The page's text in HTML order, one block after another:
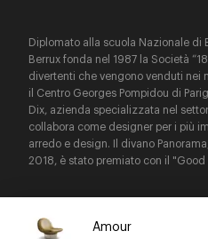
Diplomato alla scuola Nazionale di
Berrux fonda nel 1987 la Società
divertenti che vengono venduti nei
il Centro Georges Pompidou di
Dix, azienda specializzata nel
collabora come designer per i più
arredo e design. Il divano
2018, è stato premiato con il
Amour